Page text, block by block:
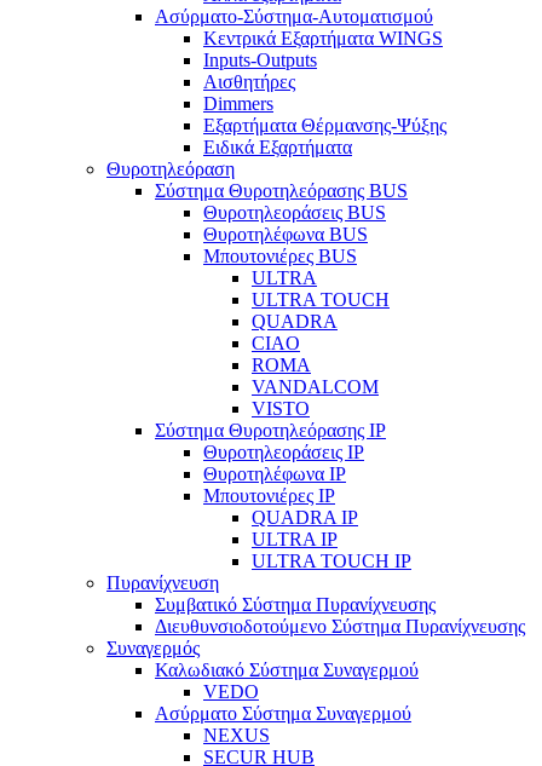
Ασύρματο-Σύστημα-Αυτοματισμού
Κεντρικά Εξαρτήματα WINGS
Inputs-Outputs
Αισθητήρες
Dimmers
Εξαρτήματα Θέρμανσης-Ψύξης
Ειδικά Εξαρτήματα
Θυροτηλεόραση
Σύστημα Θυροτηλεόρασης BUS
Θυροτηλεοράσεις BUS
Θυροτηλέφωνα BUS
Μπουτονιέρες BUS
ULTRA
ULTRA TOUCH
QUADRA
CIAO
ROMA
VANDALCOM
VISTO
Σύστημα Θυροτηλεόρασης IP
Θυροτηλεοράσεις IP
Θυροτηλέφωνα IP
Μπουτονιέρες IP
QUADRA IP
ULTRA IP
ULTRA TOUCH IP
Πυρανίχνευση
Συμβατικό Σύστημα Πυρανίχνευσης
Διευθυνσιοδοτούμενο Σύστημα Πυρανίχνευσης
Συναγερμός
Καλωδιακό Σύστημα Συναγερμού
VEDO
Ασύρματο Σύστημα Συναγερμού
NEXUS
SECUR HUB